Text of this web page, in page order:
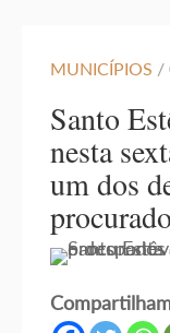
MUNICÍPIOS /
Santo
nesta
um dos